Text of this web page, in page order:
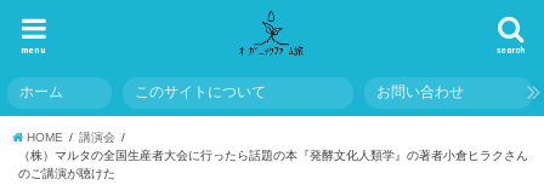
search
menu
ホーム このサイトについて お問い合わせ
HOME
講演会
（株）マルタの全国生産者大会に行ったら話題の本『発酵文化人類学』の著者小倉ヒラクさん
のご講演が聴けた